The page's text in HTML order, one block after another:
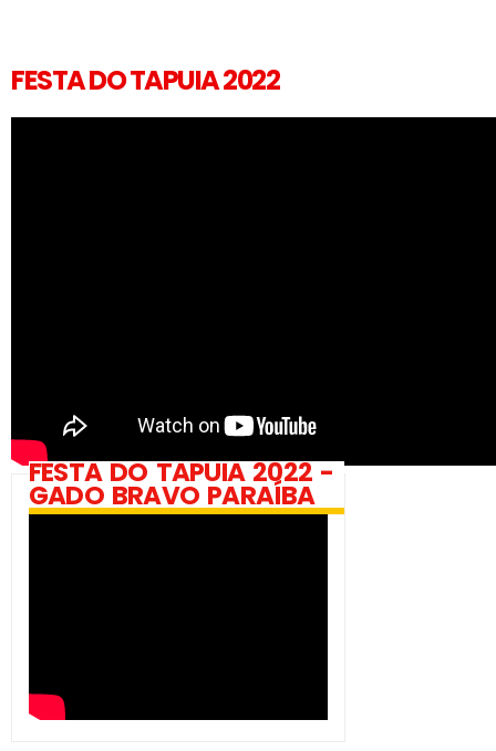
FESTA DO TAPUIA 2022
FESTA DO TAPUIA 2022 -
GADO BRAVO PARAÍBA